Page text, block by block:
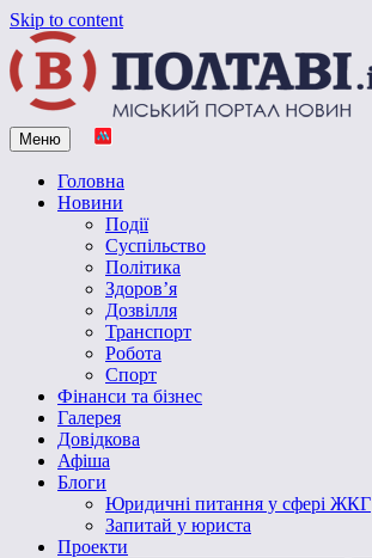
Skip to content
Vpoltave.info
Полтавський портал новин
Меню
Головна
Новини
Події
Суспільство
Політика
Здоров’я
Дозвілля
Транспорт
Робота
Спорт
Фінанси та бізнес
Галерея
Довідкова
Афіша
Блоги
Юридичні питання у сфері ЖКГ
Запитай у юриста
Проекти